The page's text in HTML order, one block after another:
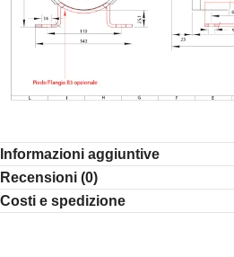
Informazioni aggiuntive
Recensioni (0)
Costi e spedizione